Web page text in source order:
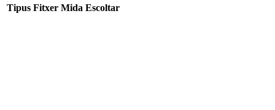
Tipus Fitxer Mida Escoltar